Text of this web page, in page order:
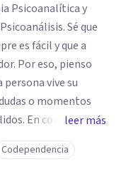
Psicoanalítica y
Sé que
es fácil y que a
Por eso, pienso
vive su
o momentos
En consulta, mi
y seguro, en el
y sentir. Nos
historia de vida,
leer más
Codependencia